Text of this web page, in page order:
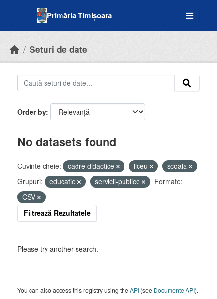
Primăria Timișoara
Seturi de date
Order by
No datasets found
Cuvinte cheie: cadre didactice liceu
scoala
Grupuri:
educatie servicii-publice
Formate:
CSV
Filtrează Rezultatele
Please try another search.
You can also access this registry using theAPI (see Documente API).